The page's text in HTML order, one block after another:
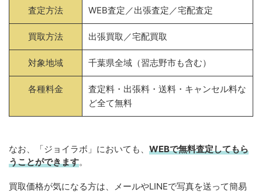
査定方法 WEB査定／出張査定／宅配査定
買取方法 出張買取／宅配買取
対象地域 千葉県全域（習志野市も含む）
各種料金
査定料・出張料・送料・キャンセル料な
ど全て無料
なお、「ジョイラボ」においても、 WEBで無料査定してもら
うことができます。
買取価格が気になる方は、メールやLINEで写真を送って簡易